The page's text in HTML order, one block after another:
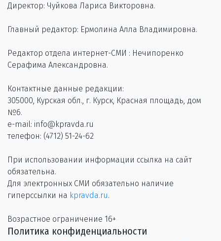
Директор: Чуйкова Лариса Викторовна.
Главный редактор: Ермолина Алла Владимировна.
Редактор отдела интернет-СМИ : Нечипоренко
Серафима Александровна.
Контактные данные редакции:
305000, Курская обл., г. Курск, Красная площадь, дом
№6.
e-mail: info@kpravda.ru
телефон: (4712) 51-24-62
При использовании информации ссылка на сайт
обязательна.
Для электронных СМИ обязательно наличие
гиперссылки на kpravda.ru.
Возрастное ограничение 16+
Политика конфиденциальности